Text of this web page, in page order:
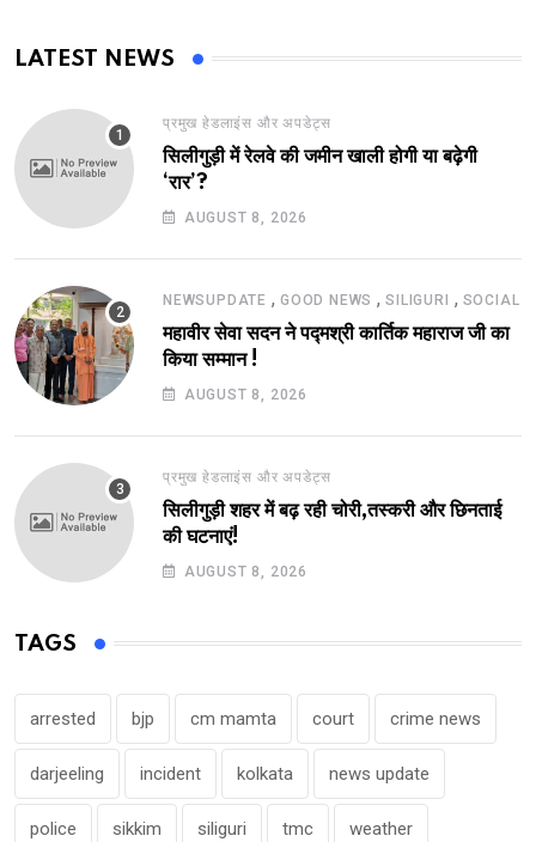
LATEST NEWS
प्रमुख हेडलाइंस और अपडेट्स
सिलीगुड़ी में रेलवे की जमीन खाली होगी या बढ़ेगी
‘रार’?
AUGUST 8, 2026
NEWSUPDATE , GOOD NEWS ,SILIGURI , SOCIAL
महावीर सेवा सदन ने पद्मश्री कार्तिक महाराज जी का
किया सम्मान !
AUGUST 8, 2026
प्रमुख हेडलाइंस और अपडेट्स
सिलीगुड़ी शहर में बढ़ रही चोरी,तस्करी और छिनताई
की घटनाएं!
AUGUST 8, 2026
TAGS
arrested bjp cm mamta court crime news
darjeeling incident kolkata news update
police sikkim siliguri tmc weather